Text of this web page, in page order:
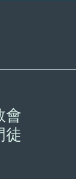
會
徒